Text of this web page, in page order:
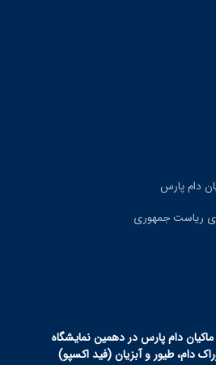
دام پارس
ریاست جمهوری
دام پارس در دهمین نمایشگاه
دام، طیور و آبزیان (فید اکسپو)